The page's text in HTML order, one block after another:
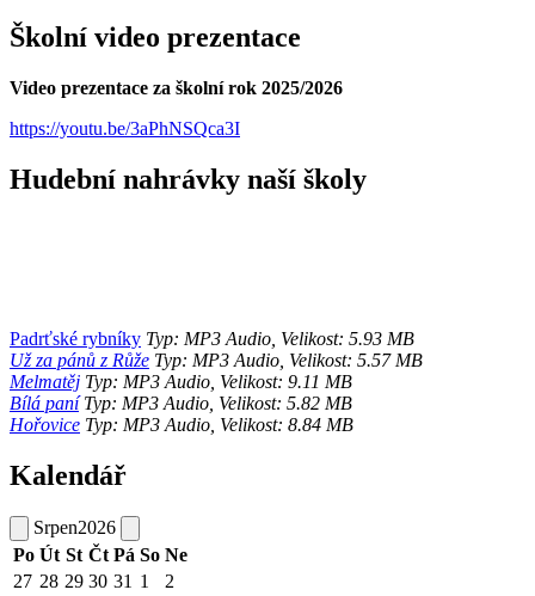
Školní video prezentace
Video prezentace za školní rok 2025/2026
https://youtu.be/3aPhNSQca3I
Hudební nahrávky naší školy
Padrťské rybníky Typ: MP3 Audio, Velikost: 5.93 MB
Už za pánů z Růže Typ: MP3 Audio, Velikost: 5.57 MB
Melmatěj Typ: MP3 Audio, Velikost: 9.11 MB
Bílá paníTyp: MP3 Audio, Velikost: 5.82 MB
Hořovice Typ: MP3 Audio, Velikost: 8.84 MB
Kalendář
Srpen2026
Po Út St Čt Pá So Ne
27 28 29 30 31 1
2